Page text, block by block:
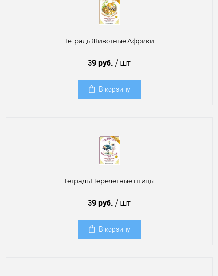
Тетрадь Животные Африки
39 руб. / шт
В корзину
Тетрадь Перелётные птицы
39 руб. / шт
В корзину